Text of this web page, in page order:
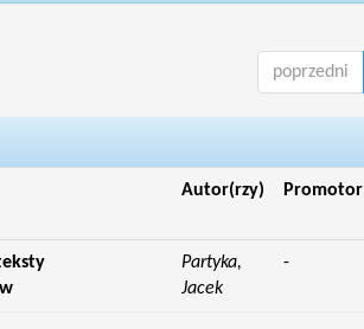
poprzedni
Autor(rzy) Promotor
Partyka,
Jacek
-